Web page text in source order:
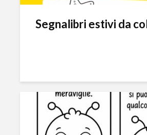
Segnalibri estivi da